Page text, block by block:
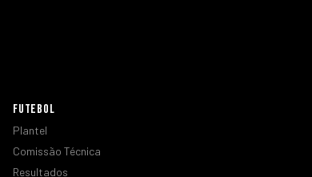
FUTEBOL
Plantel
Comissão Técnica
Resultados